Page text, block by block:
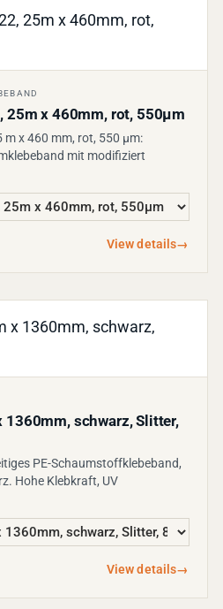
25m x 460mm, rot, 550µm
x 460 mm, rot, 550 µm:
mit modifiziert
View details→
schwarz, Slitter,
PE-Schaumstoffklebeband,
Hohe Klebkraft, UV
View details→